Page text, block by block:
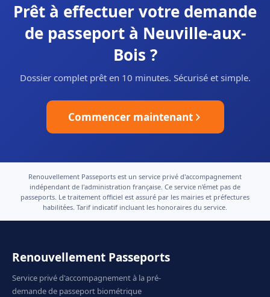
Prêt à effectuer votre demande
de passeport à Neuville-aux-
Bois ?
Dossier complet prêt en 10 minutes. Sécurisé et simple.
Commencer maintenant
Renouvellement Passeports est un service privé d'accompagnement
indépendant de l'administration française. Ce service n'émet pas de
passeports. Le traitement officiel est assuré par les mairies et préfectures
habilitées. Tarif indicatif incluant les honoraires du service.
Renouvellement Passeports
Service privé d'accompagnement à la pré-
demande de passeport biométrique